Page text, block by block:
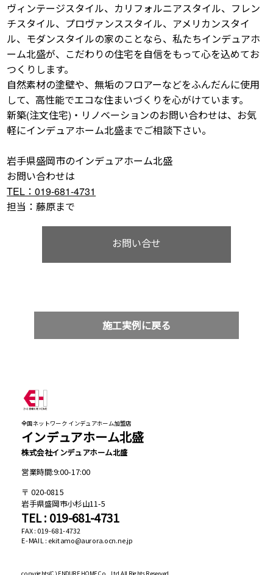
ヴィンテージスタイル、カリフォルニアスタイル、フレン
チスタイル、プロヴァンススタイル、アメリカンスタイ
ル、モダンスタイルの家のことなら、私たちインデュアホ
ーム北盛が、こだわりの住宅を自信をもって心を込めてお
つくりします。
自然素材の塗壁や、無垢のフロアーなどをふんだんに使用
して、高性能でエコな住まいづくりを心がけています。
新築(注文住宅)・リノベーションのお問い合わせは、お気
軽にインデュアホーム北盛までご相談下さい。
岩手県盛岡市のインデュアホーム北盛
お問い合わせは
TEL：019-681-4731
担当：藤原まで
お問い合せ
施工実例に戻る
全国ネットワーク インデュアホーム加盟店
インデュアホーム北盛
株式会社インデュアホーム北盛
営業時間:9:00-17:00
020-0815
岩手県盛岡市小杉山11-5
TEL : 019-681-4731
FAX : 019-681-4732
E-MAIL : ekitamo@aurora.ocn.ne.jp
copyrights(C)ENDURE HOME Co., Ltd All Rights Reserved.